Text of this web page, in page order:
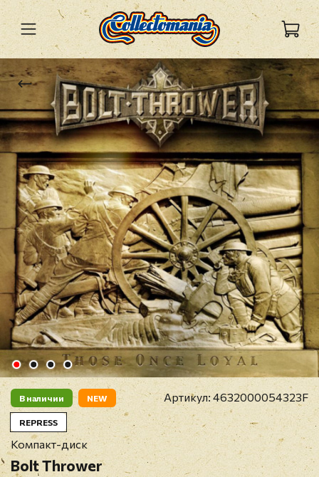
В наличии NEW
REPRESS
Артикул: 4632000054323F
Компакт-диск
Bolt Thrower